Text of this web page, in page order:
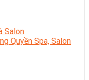
Salon
Quyền Spa, Salon